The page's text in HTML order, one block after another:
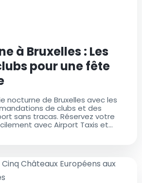
à Bruxelles : Les
pour une fête
nocturne de Bruxelles avec les
de clubs et des
sans tracas. Réservez votre
avec Airport Taxis et